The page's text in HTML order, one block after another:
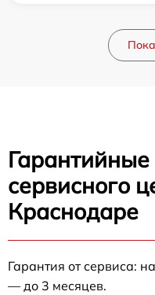
Гарантийные
сервисного
Краснодаре
Гарантия от сервиса:
— до 3 месяцев.